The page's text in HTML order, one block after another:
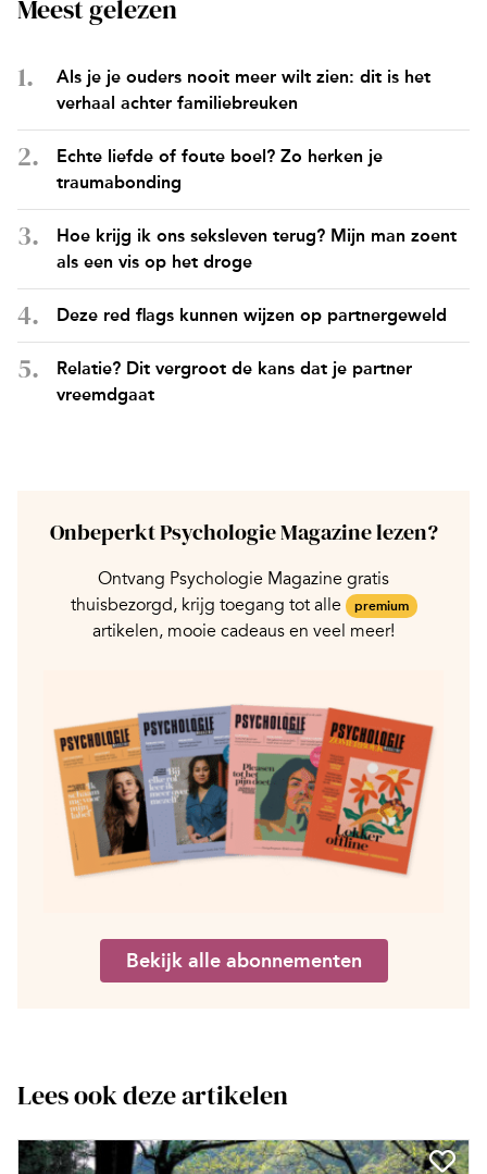
Meest gelezen
Als je je ouders nooit meer wilt zien: dit is het
verhaal achter familiebreuken
Echte liefde of foute boel? Zo herken je
traumabonding
Hoe krijg ik ons seksleven terug? Mijn man zoent
als een vis op het droge
Deze red flags kunnen wijzen op partnergeweld
Relatie? Dit vergroot de kans dat je partner
vreemdgaat
Onbeperkt Psychologie Magazine lezen?
Ontvang Psychologie Magazine gratis
thuisbezorgd, krijg toegang tot alle
premium
artikelen, mooie cadeaus en veel meer!
Bekijk alle abonnementen
Lees ook deze artikelen